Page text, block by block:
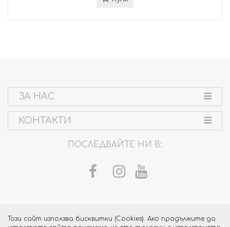
Този сайт използва бисквитки (Cookies). Ако продължите да
ЗА НАС
КОНТАКТИ
ПОСЛЕДВАЙТЕ НИ В: